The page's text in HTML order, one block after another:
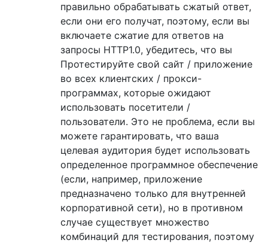
правильно обрабатывать сжатый ответ,
если они его получат, поэтому, если вы
включаете сжатие для ответов на
запросы HTTP1.0, убедитесь, что вы
Протестируйте свой сайт / приложение
во всех клиентских / прокси-
программах, которые ожидают
использовать посетители /
пользователи. Это не проблема, если вы
можете гарантировать, что ваша
целевая аудитория будет использовать
определенное программное обеспечение
(если, например, приложение
предназначено только для внутренней
корпоративной сети), но в противном
случае существует множество
комбинаций для тестирования, поэтому